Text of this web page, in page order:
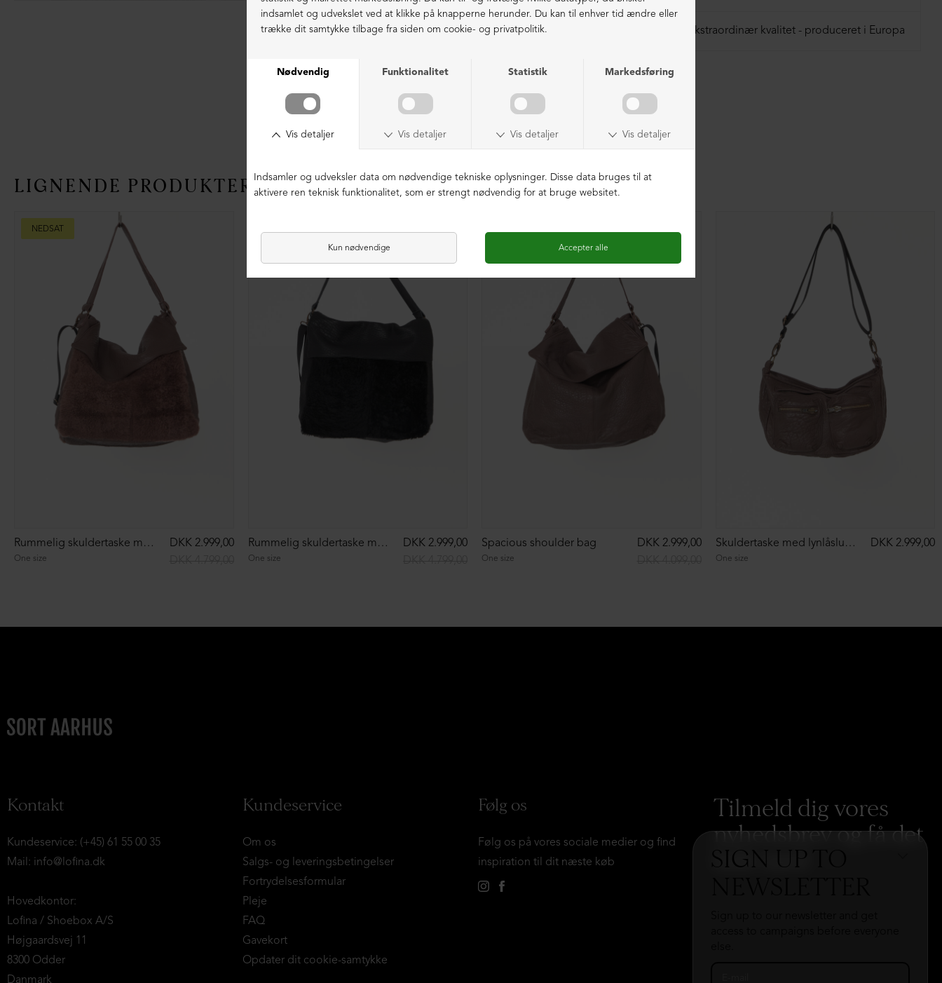
SIGN UP TO
Ekstraordinær kvalitet - produceret i Europa
LIGNENDE PRODUKTER
NEDSAT
One size
Rummelig skuldertaske med pels
DKK 2.999,00
One size
Rummelig skuldertaske med pels
DKK 2.999,00
One size
Spacious shoulder bag
DKK 2.999,00
One size
Skuldertaske med lynlåslukning DKK 2.999,00
Kontakt
Kundeservice: (+45) 61 55 00 35
Mail: info@lofina.dk
Hovedkontor:
Lofina / Shoebox A/S
Højgaardsvej 11
8300 Odder
Danmark
Kundeservice
Om os
Salgs- og leveringsbetingelser
Fortrydelsesformular
Pleje
FAQ
Gavekort
Opdater dit cookie-samtykke
Følg os
Følg os på vores sociale medier og find
inspiration til dit næste køb
Tilmeld dig vores
nyhedsbrev og få det
hele med